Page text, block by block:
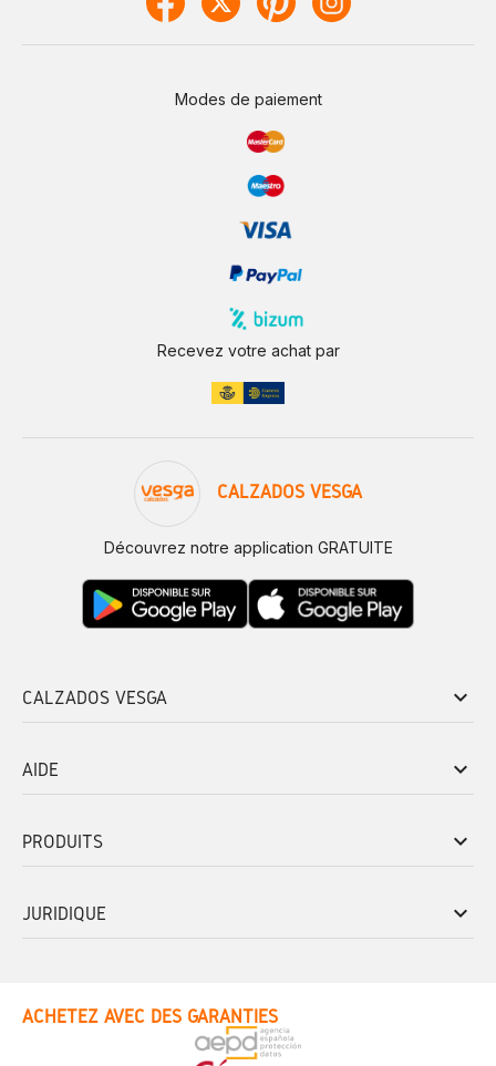
Modes de paiement
Recevez votre achat par
CALZADOS VESGA
Découvrez notre application GRATUITE
CALZADOS VESGA keyboard_arrow_down
AIDE keyboard_arrow_down
PRODUITS keyboard_arrow_down
JURIDIQUE keyboard_arrow_down
ACHETEZ AVEC DES GARANTIES